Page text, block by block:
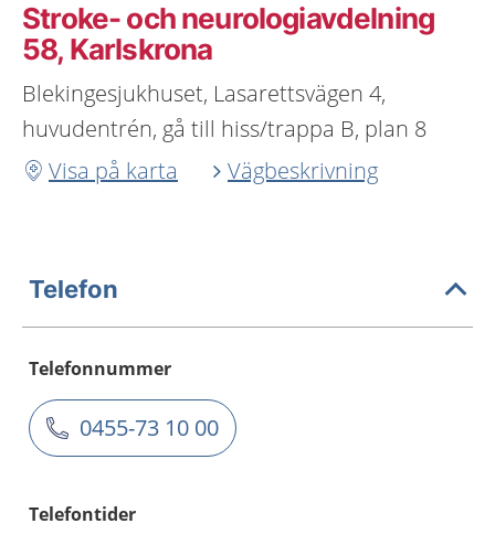
Stroke- och neurologiavdelning
58, Karlskrona
Blekingesjukhuset, Lasarettsvägen 4,
huvudentrén, gå till hiss/trappa B, plan 8
Visa på karta
Vägbeskrivning
Telefon
Telefonnummer
0455-73 10 00
Telefontider